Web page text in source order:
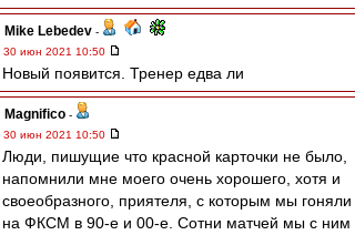
Mike Lebedev -
30 июн 2021 10:50
Новый появится. Тренер едва ли
Magnifico -
30 июн 2021 10:50
Люди, пишущие что красной карточки не было,
напомнили мне моего очень хорошего, хотя и
своеобразного, приятеля, с которым мы гоняли
на ФКСМ в 90-е и 00-е. Сотни матчей мы с ним